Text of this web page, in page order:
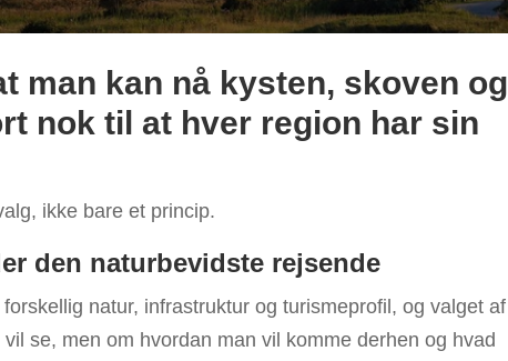
man kan nå kysten, skoven og
nok til at hver region har sin
ikke bare et princip.
den naturbevidste rejsende
natur, infrastruktur og turismeprofil, og valget af
se, men om hvordan man vil komme derhen og hvad